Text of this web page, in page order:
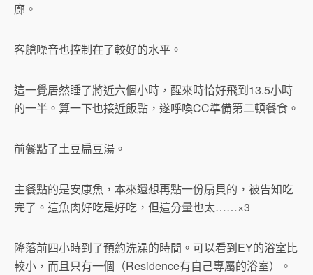
廊。
客艙噪音也控制在了較好的水平。
這一覺居然睡了將近六個小時，醒來時恰好飛到13.5小時
的一半。算一下也接近飯點，遂呼喚CC準備第二頓餐食。
前餐點了土豆扁豆湯。
主餐點的是安康魚，本來還想再點一份扇貝的，被告知吃
完了。這魚肉好吃是好吃，但這分量也太……×3
降落前四小時到了預約洗澡的時間。可以看到EY的浴室比
較小，而且只有一個（Residence有自己專屬的浴室）。